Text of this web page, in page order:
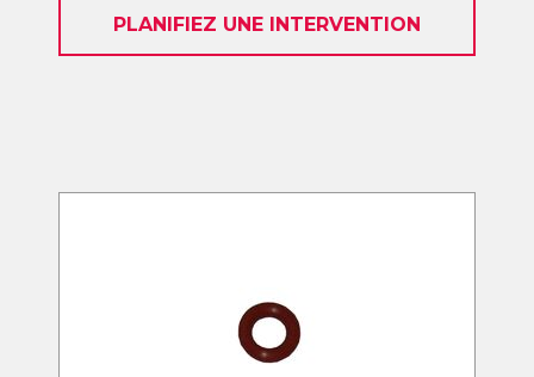
PLANIFIEZ UNE INTERVENTION